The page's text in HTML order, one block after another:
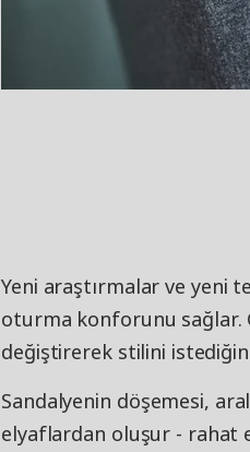
Yeni araştırmalar ve yeni
oturma konforunu sağlar.
değiştirerek stilini
Sandalyenin döşemesi,
elyaflardan oluşur - rahat